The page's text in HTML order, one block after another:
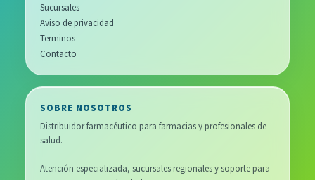
Sucursales
Aviso de privacidad
Terminos
Contacto
SOBRE NOSOTROS
Distribuidor farmacéutico para farmacias y profesionales de
salud.
Atención especializada, sucursales regionales y soporte para